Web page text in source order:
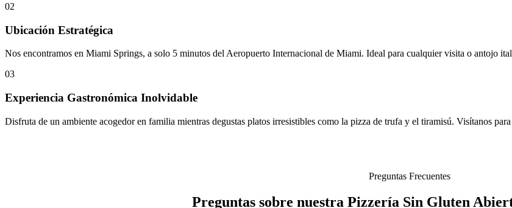
02
Ubicación Estratégica
Nos encontramos en Miami Springs, a solo 5 minutos del Aeropuerto Internacional de Miami. Ideal para cualquier visita o antojo
03
Experiencia Gastronómica Inolvidable
Disfruta de un ambiente acogedor en familia mientras degustas platos irresistibles como la pizza de trufa y el tiramisú. Visítanos
Preguntas Frecuentes
Preguntas sobre nuestra Pizzería Sin Gluten